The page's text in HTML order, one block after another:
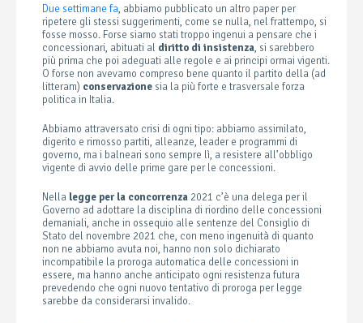
Due settimane fa, abbiamo pubblicato un altro paper per
ripetere gli stessi suggerimenti, come se nulla, nel frattempo, si
fosse mosso. Forse siamo stati troppo ingenui a pensare che i
concessionari, abituati al diritto di insistenza, si sarebbero
più prima che poi adeguati alle regole e ai principi ormai vigenti.
O forse non avevamo compreso bene quanto il partito della (ad
litteram) conservazione sia la più forte e trasversale forza
politica in Italia.
Abbiamo attraversato crisi di ogni tipo: abbiamo assimilato,
digerito e rimosso partiti, alleanze, leader e programmi di
governo, ma i balneari sono sempre lì, a resistere all’obbligo
vigente di avvio delle prime gare per le concessioni.
Nella legge per la concorrenza 2021 c’è una delega per il
Governo ad adottare la disciplina di riordino delle concessioni
demaniali, anche in ossequio alle sentenze del Consiglio di
Stato del novembre 2021 che, con meno ingenuità di quanto
non ne abbiamo avuta noi, hanno non solo dichiarato
incompatibile la proroga automatica delle concessioni in
essere, ma hanno anche anticipato ogni resistenza futura
prevedendo che ogni nuovo tentativo di proroga per legge
sarebbe da considerarsi invalido.